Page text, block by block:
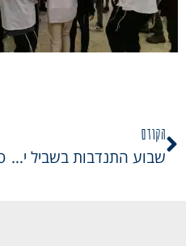
הקודם
שבוע התנדבות בשביל ישראל 16